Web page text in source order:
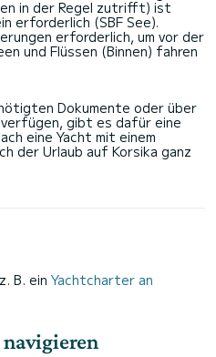
in der Regel zutrifft) ist
erforderlich (SBF See).
erforderlich, um vor der
und Flüssen (Binnen) fahren
Dokumente oder über
gibt es dafür eine
eine Yacht mit einem
der Urlaub auf Korsika ganz
B. ein Yachtcharter an